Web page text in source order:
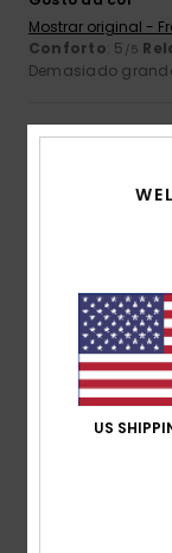
Mostrar original -
Conforto: 5 /5
Demasiado
Mostrar original -
Conforto: 5/5
Tamanho perfeito
Eu recomendo
US